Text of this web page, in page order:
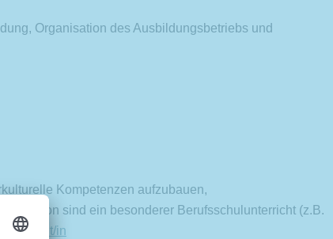
Organisation des Ausbildungsbetriebs und
Kompetenzen aufzubauen,
sind ein besonderer Berufsschulunterricht (z.B.
in